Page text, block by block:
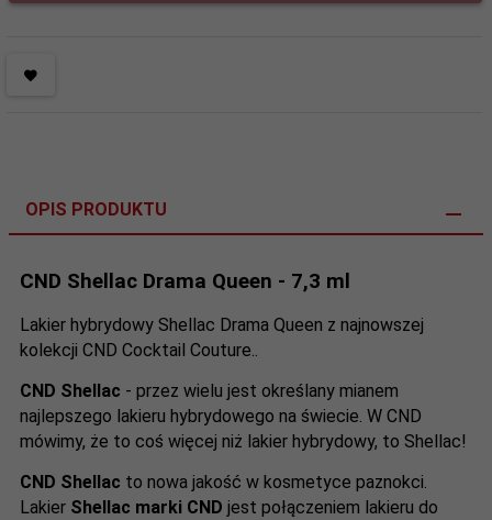
OPIS PRODUKTU
CND Shellac Drama Queen - 7,3 ml
Lakier hybrydowy Shellac Drama Queen z najnowszej
kolekcji CND Cocktail Couture.
CND Shellac - przez wielu jest określany mianem
najlepszego lakieru hybrydowego na świecie. W CND
mówimy, że to coś więcej niż lakier hybrydowy, to Shellac!
CND Shellac to nowa jakość w kosmetyce paznokci.
Lakier Shellac marki CND jest połączeniem lakieru do